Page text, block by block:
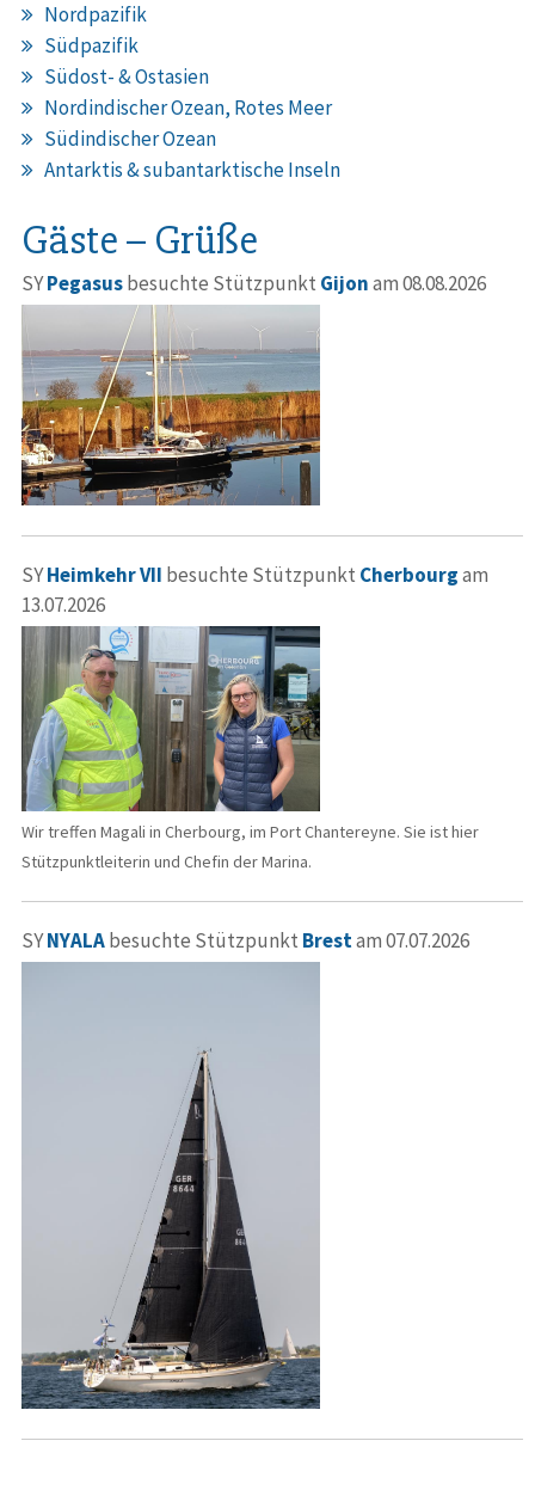
Nordpazifik
Südpazifik
Südost- & Ostasien
Nordindischer Ozean, Rotes Meer
Südindischer Ozean
Antarktis & subantarktische Inseln
Gäste – Grüße
SYPegasusbesuchte Stützpunkt Gijonam 08.08.2026
SYHeimkehr VII besuchte Stützpunkt Cherbourgam
13.07.2026
Wir treffen Magali in Cherbourg, im Port Chantereyne. Sie ist hier
Stützpunktleiterin und Chefin der Marina.
SYNYALAbesuchte Stützpunkt Brestam 07.07.2026